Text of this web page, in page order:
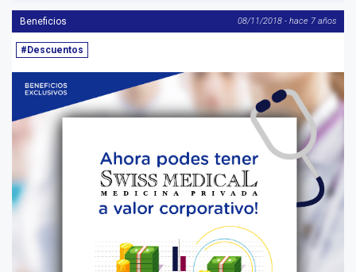
Beneficios 08/11/2018 - hace 7 años
#Descuentos